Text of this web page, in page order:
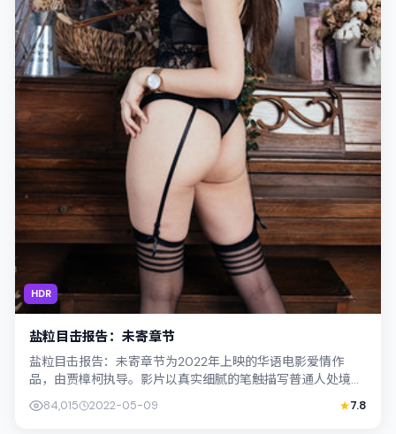
HDR
盐粒目击报告：未寄章节
盐粒目击报告：未寄章节为2022年上映的华语电影爱情作
品，由贾樟柯执导。影片以真实细腻的笔触描写普通人处境，
孙艺珍与裴斗娜的对手戏张力十足，情节...
84,015 2022-05-09 7.8